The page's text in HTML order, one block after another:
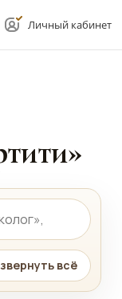
Личный кабинет
всё